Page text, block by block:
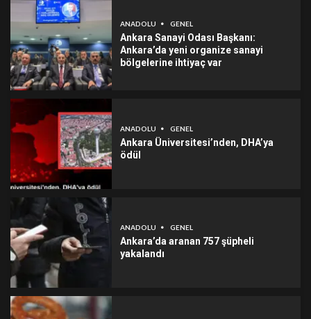
ANADOLU GENEL
Ankara Sanayi Odası Başkanı:
Ankara’da yeni organize sanayi
bölgelerine ihtiyaç var
ANADOLU GENEL
Ankara Üniversitesi’nden, DHA’ya
ödül
ANADOLU GENEL
Ankara’da aranan 757 şüpheli
yakalandı